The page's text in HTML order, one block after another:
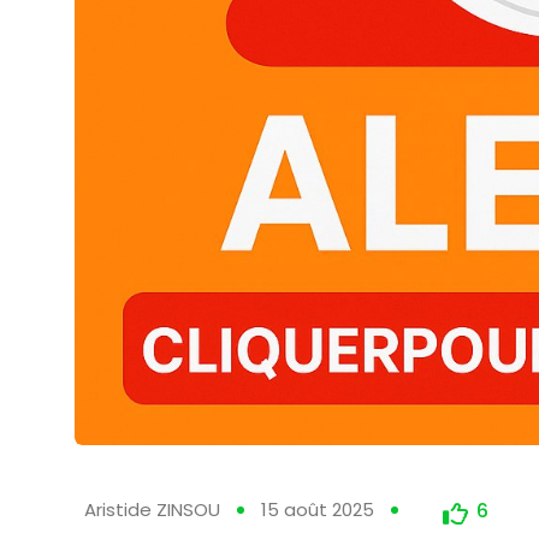
Aristide ZINSOU 15 août 2025 6